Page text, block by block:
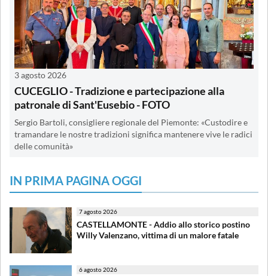
3 agosto 2026
CUCEGLIO - Tradizione e partecipazione alla
patronale di Sant'Eusebio - FOTO
Sergio Bartoli, consigliere regionale del Piemonte: «Custodire e
tramandare le nostre tradizioni significa mantenere vive le radici
delle comunità»
IN PRIMA PAGINA OGGI
7 agosto 2026
CASTELLAMONTE - Addio allo storico postino
Willy Valenzano, vittima di un malore fatale
6 agosto 2026